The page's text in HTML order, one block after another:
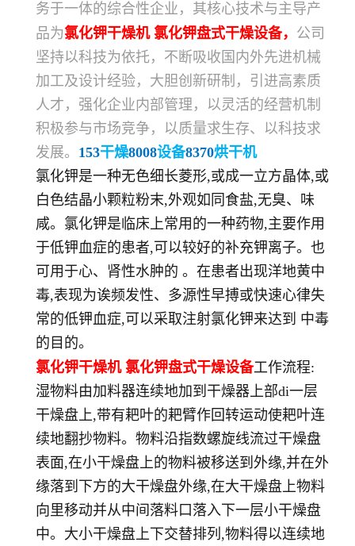
务于一体的综合性企业，其核心技术与主导产
品为氯化钾干燥机 氯化钾盘式干燥设备， 公司
坚持以科技为依托，不断吸收国内外先进机械
加工及设计经验，大胆创新研制，引进高素质
人才，强化企业内部管理，以灵活的经营机制
积极参与市场竞争，以质量求生存、以科技求
发展。 153干燥8008设备8370烘干机
氯化钾是一种无色细长菱形,或成一立方晶体,或
白色结晶小颗粒粉末,外观如同食盐,无臭、味
咸。氯化钾是临床上常用的一种药物,主要作用
于低钾血症的患者,可以较好的补充钾离子。也
可用于心、肾性水肿的 。在患者出现洋地黄中
毒,表现为诶频发性、多源性早搏或快速心律失
常的低钾血症,可以采取注射氯化钾来达到 中毒
的目的。
氯化钾干燥机 氯化钾盘式干燥设备工作流程:
湿物料由加料器连续地加到干燥器上部di一层
干燥盘上,带有耙叶的耙臂作回转运动使耙叶连
续地翻抄物料。物料沿指数螺旋线流过干燥盘
表面,在小干燥盘上的物料被移送到外缘,并在外
缘落到下方的大干燥盘外缘,在大干燥盘上物料
向里移动并从中间落料口落入下一层小干燥盘
中。大小干燥盘上下交替排列,物料得以连续地